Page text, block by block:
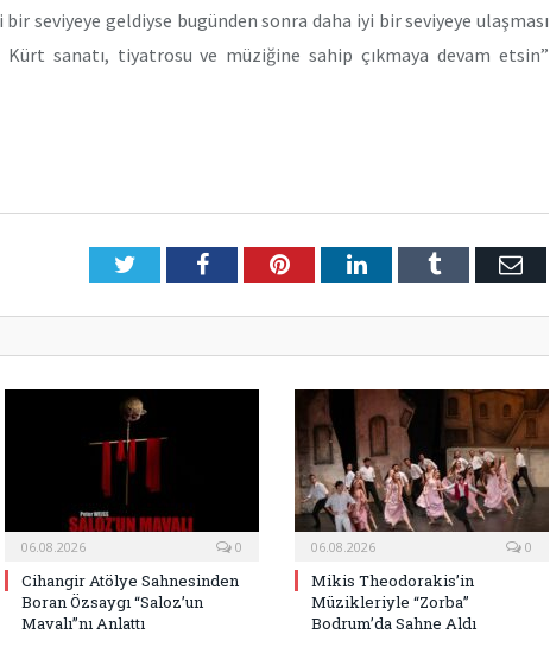
seviyeye geldiyse bugünden sonra daha iyi bir seviyeye ulaşması
Kürt sanatı, tiyatrosu ve müziğine sahip çıkmaya devam etsin”
TwitterFacebookPinterestLinkedInTumblr E-
06.08.2026 0
Cihangir Atölye Sahnesinden
Boran Özsaygı “Saloz’un
Mavalı”nı Anlattı
06.08.2026 0
Mikis Theodorakis’in
Müzikleriyle “Zorba”
Bodrum’da Sahne Aldı